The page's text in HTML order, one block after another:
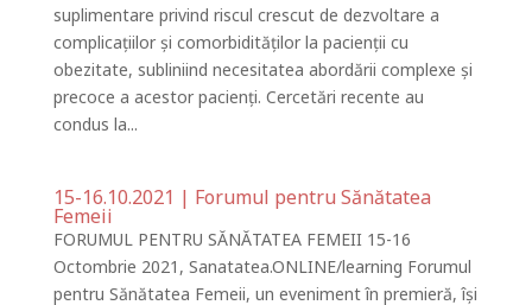
suplimentare privind riscul crescut de dezvoltare a
complicațiilor și comorbidităților la pacienții cu
obezitate, subliniind necesitatea abordării complexe și
precoce a acestor pacienți. Cercetări recente au
condus la...
15-16.10.2021 | Forumul pentru Sănătatea
Femeii
FORUMUL PENTRU SĂNĂTATEA FEMEII 15-16
Octombrie 2021, Sanatatea.ONLINE/learning Forumul
pentru Sănătatea Femeii, un eveniment în premieră, își